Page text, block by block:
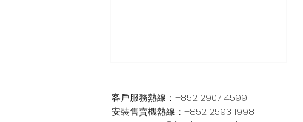
客戶服務熱線：+852 2907 4599
安裝售賣機熱線：+852 2593 1998